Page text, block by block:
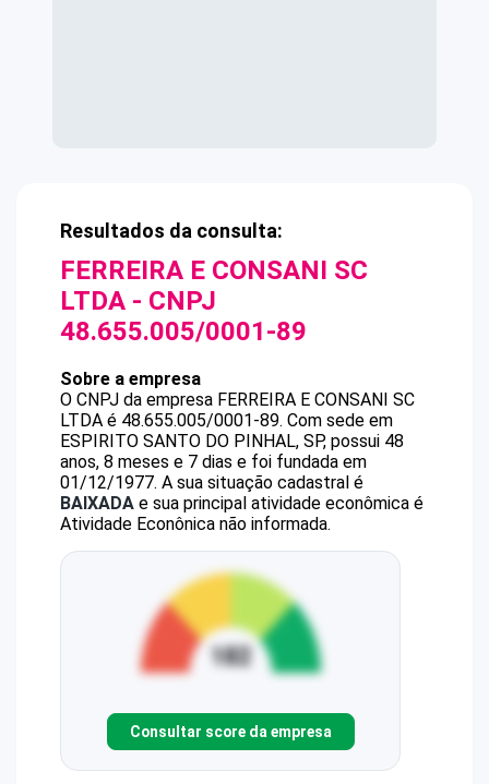
Resultados da consulta:
FERREIRA E CONSANI SC
LTDA - CNPJ
48.655.005/0001-89
Sobre a empresa
O CNPJ da empresa FERREIRA E CONSANI SC
LTDA é 48.655.005/0001-89. Com sede em
ESPIRITO SANTO DO PINHAL, SP, possui 48
anos, 8 meses e 7 dias e foi fundada em
01/12/1977. A sua situação cadastral é
BAIXADA e sua principal atividade econômica é
Atividade Econônica não informada.
Consultar score da empresa